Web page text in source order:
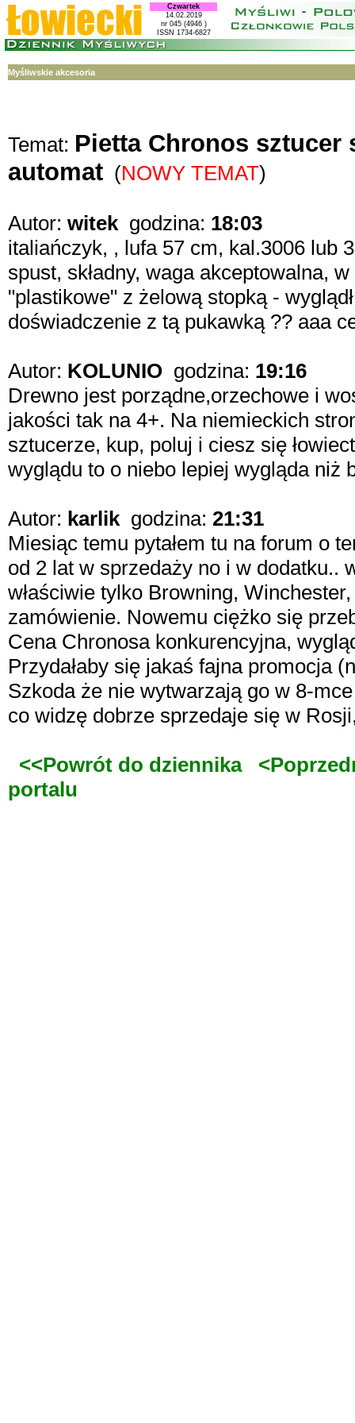
Czwartek
14.02.2019
nr 045 (4946 )
ISSN 1734-6827
Myśliwskie akcesoria
Temat: Pietta Chronos sztucer
automat (NOWY TEMAT)
Autor: witekgodzina: 18:03
italiańczyk, , lufa 57 cm, kal.3006 lub
spust, składny, waga akceptowalna,
"plastikowe" z żelową stopką -
doświadczenie z tą pukawką ?? aaa
Autor: KOLUNIO godzina: 19:16
Drewno jest porządne,orzechowe i
jakości tak na 4+. Na niemieckich
sztucerze, kup, poluj i ciesz się
wyglądu to o niebo lepiej wygląda niż
Autor: karlikgodzina: 21:31
Miesiąc temu pytałem tu na forum o
od 2 lat w sprzedaży no i w dodatku..
właściwie tylko Browning,
zamówienie. Nowemu ciężko się
Cena Chronosa konkurencyjna,
Przydałaby się jakaś fajna promocja
Szkoda że nie wytwarzają go w 8-
co widzę dobrze sprzedaje się w
<<Powrót do dziennika
portalu